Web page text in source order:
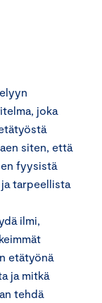
joka
siten, että
fyysistä
tarpeellista
ilmi,
etätyönä
ja mitkä
tehdä